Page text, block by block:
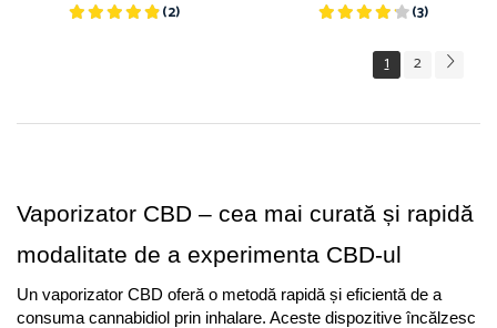
(2) (3)
1 2
Vaporizator CBD – cea mai curată și rapidă
modalitate de a experimenta CBD-ul
Un vaporizator CBD oferă o metodă rapidă și eficientă de a
consuma cannabidiol prin inhalare. Aceste dispozitive încălzesc